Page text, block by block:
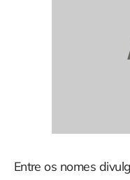
Entre os nomes